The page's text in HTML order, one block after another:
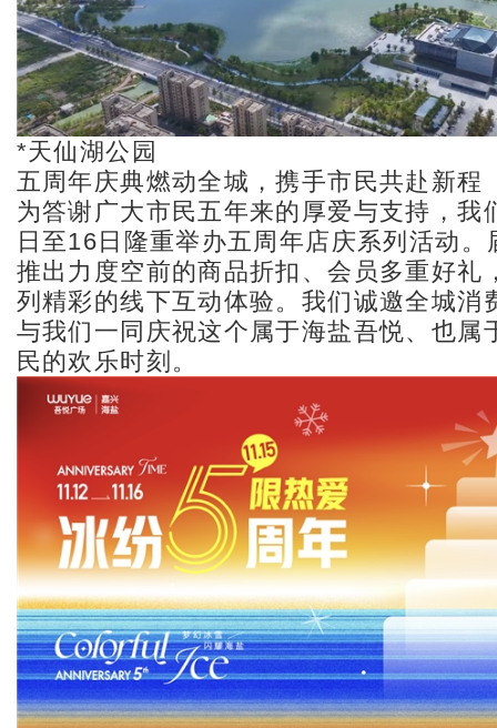
*天仙湖公园
五周年庆典燃动全城，携手市民共赴新程
为答谢广大市民五年来的厚爱与支持，我
日至16日隆重举办五周年店庆系列活动。
推出力度空前的商品折扣、会员多重好礼
列精彩的线下互动体验。我们诚邀全城消
与我们一同庆祝这个属于海盐吾悦、也属
民的欢乐时刻。